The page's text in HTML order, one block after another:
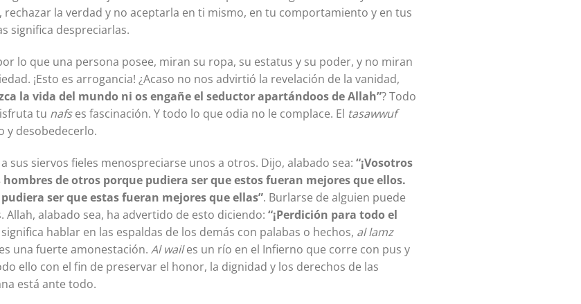
rechazar la verdad y no aceptarla en ti mismo, en tu comportamiento y en tus
significa despreciarlas.
lo que una persona posee, miran su ropa, su estatus y su poder, y no miran
¡Esto es arrogancia! ¿Acaso no nos advirtió la revelación de la vanidad,
la vida del mundo ni os engañe el seductor apartándoos de Allah”? Todo
tu nafses fascinación. Y todo lo que odia no le complace. El tasawwuf
y desobedecerlo.
sus siervos fieles menospreciarse unos a otros. Dijo, alabado sea: “¡Vosotros
de otros porque pudiera ser que estos fueran mejores que ellos.
ser que estas fueran mejores que ellas”. Burlarse de alguien puede
Allah, alabado sea, ha advertido de esto diciendo: “¡Perdición para todo el
hablar en las espaldas de los demás con palabas o hechos, al lamz
una fuerte amonestación. Al wailes un río en el Infierno que corre con pus y
ello con el fin de preservar el honor, la dignidad y los derechos de las
está ante todo.